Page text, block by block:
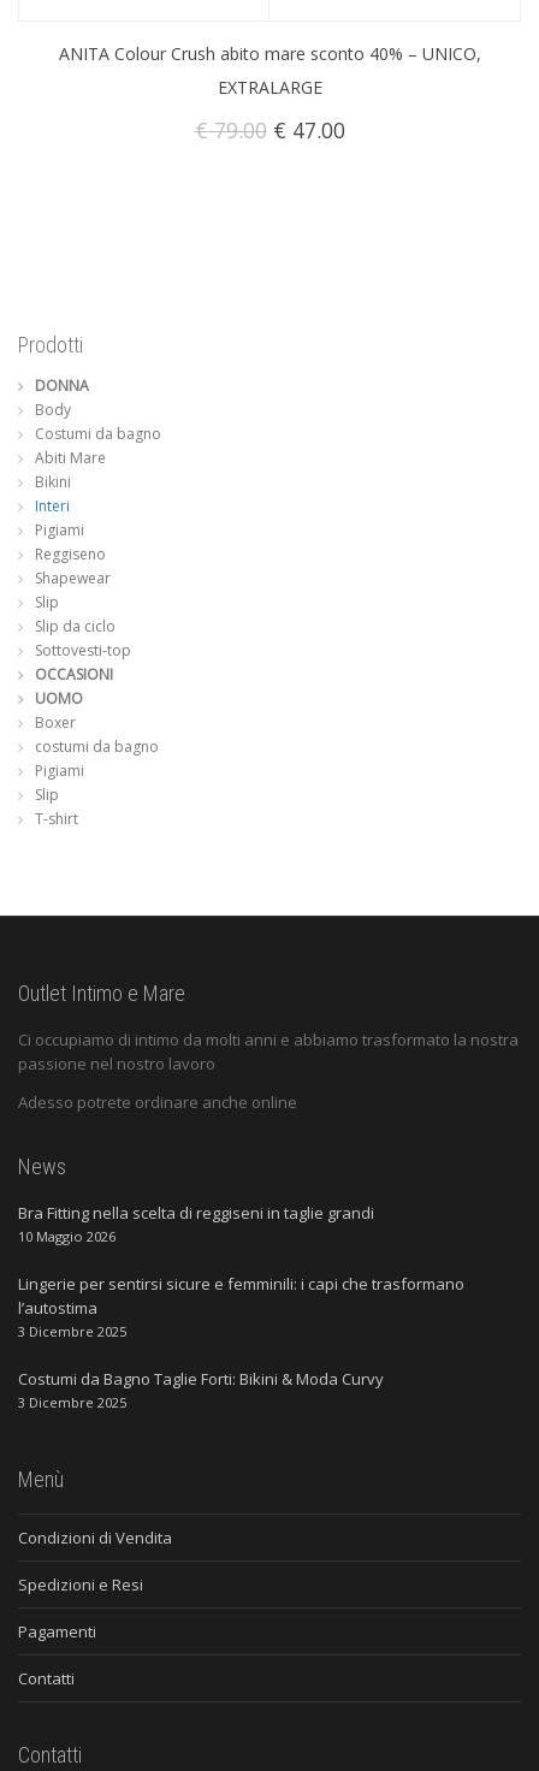
ANITA Colour Crush abito mare sconto 40% – UNICO,
EXTRALARGE
€79.00 Il
€ 47.00Il
Prodotti
DONNA
Body
Costumi da bagno
Abiti Mare
Bikini
Interi
Pigiami
Reggiseno
Shapewear
Slip
Slip da ciclo
Sottovesti-top
OCCASIONI
UOMO
Boxer
costumi da bagno
Pigiami
Slip
T-shirt
Outlet Intimo e Mare
Ci occupiamo di intimo da molti anni e abbiamo trasformato la nostra
passione nel nostro lavoro
Adesso potrete ordinare anche online
News
Bra Fitting nella scelta di reggiseni in taglie grandi
10 Maggio 2026
Lingerie per sentirsi sicure e femminili: i capi che trasformano
l’autostima
3 Dicembre 2025
Costumi da Bagno Taglie Forti: Bikini & Moda Curvy
3 Dicembre 2025
Menù
Condizioni di Vendita
Spedizioni e Resi
Pagamenti
Contatti
Contatti